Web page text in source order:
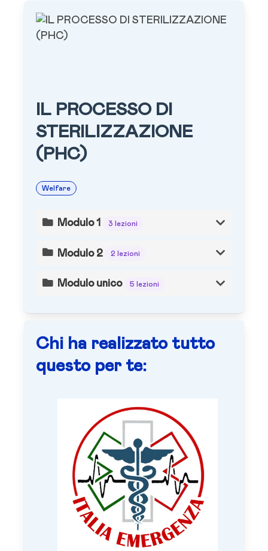
IL PROCESSO DI
STERILIZZAZIONE
(PHC)
Welfare
Modulo 1 3 lezioni
Modulo 2 2 lezioni
Modulo unico 5 lezioni
Chi ha realizzato tutto
questo per te: